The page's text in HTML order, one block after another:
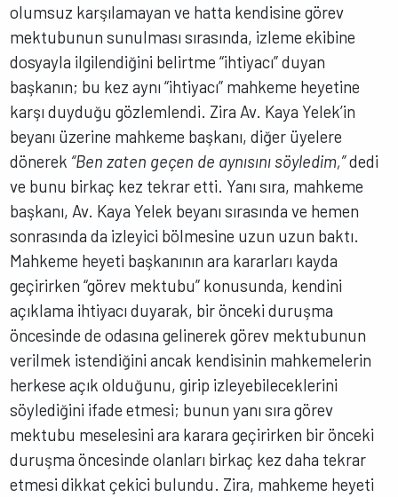
olumsuz karşılamayan ve hatta kendisine görev
mektubunun sunulması sırasında, izleme ekibine
dosyayla ilgilendiğini belirtme “ihtiyacı” duyan
başkanın; bu kez aynı “ihtiyacı” mahkeme heyetine
karşı duyduğu gözlemlendi. Zira Av. Kaya Yelek’in
beyanı üzerine mahkeme başkanı, diğer üyelere
dönerek “Ben zaten geçen de aynısını söyledim,”dedi
ve bunu birkaç kez tekrar etti. Yanı sıra, mahkeme
başkanı, Av. Kaya Yelek beyanı sırasında ve hemen
sonrasında da izleyici bölmesine uzun uzun baktı.
Mahkeme heyeti başkanının ara kararları kayda
geçirirken “görev mektubu” konusunda, kendini
açıklama ihtiyacı duyarak, bir önceki duruşma
öncesinde de odasına gelinerek görev mektubunun
verilmek istendiğini ancak kendisinin mahkemelerin
herkese açık olduğunu, girip izleyebileceklerini
söylediğini ifade etmesi; bunun yanı sıra görev
mektubu meselesini ara karara geçirirken bir önceki
duruşma öncesinde olanları birkaç kez daha tekrar
etmesi dikkat çekici bulundu. Zira, mahkeme heyeti